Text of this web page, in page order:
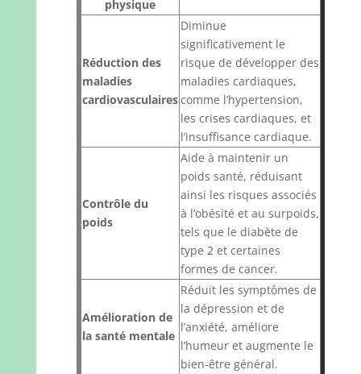
physique
Réduction des
maladies
cardiovasculaires
Diminue
significativement le
risque de développer des
maladies cardiaques,
comme l’hypertension,
les crises cardiaques, et
l’insuffisance cardiaque.
Contrôle du
poids
Aide à maintenir un
poids santé, réduisant
ainsi les risques associés
à l’obésité et au surpoids,
tels que le diabète de
type 2 et certaines
formes de cancer.
Amélioration de
la santé mentale
Réduit les symptômes de
la dépression et de
l’anxiété, améliore
l’humeur et augmente le
bien-être général.